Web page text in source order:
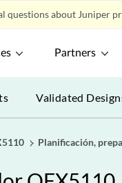
questions about Juniper
Partners
Validated
Planificación,